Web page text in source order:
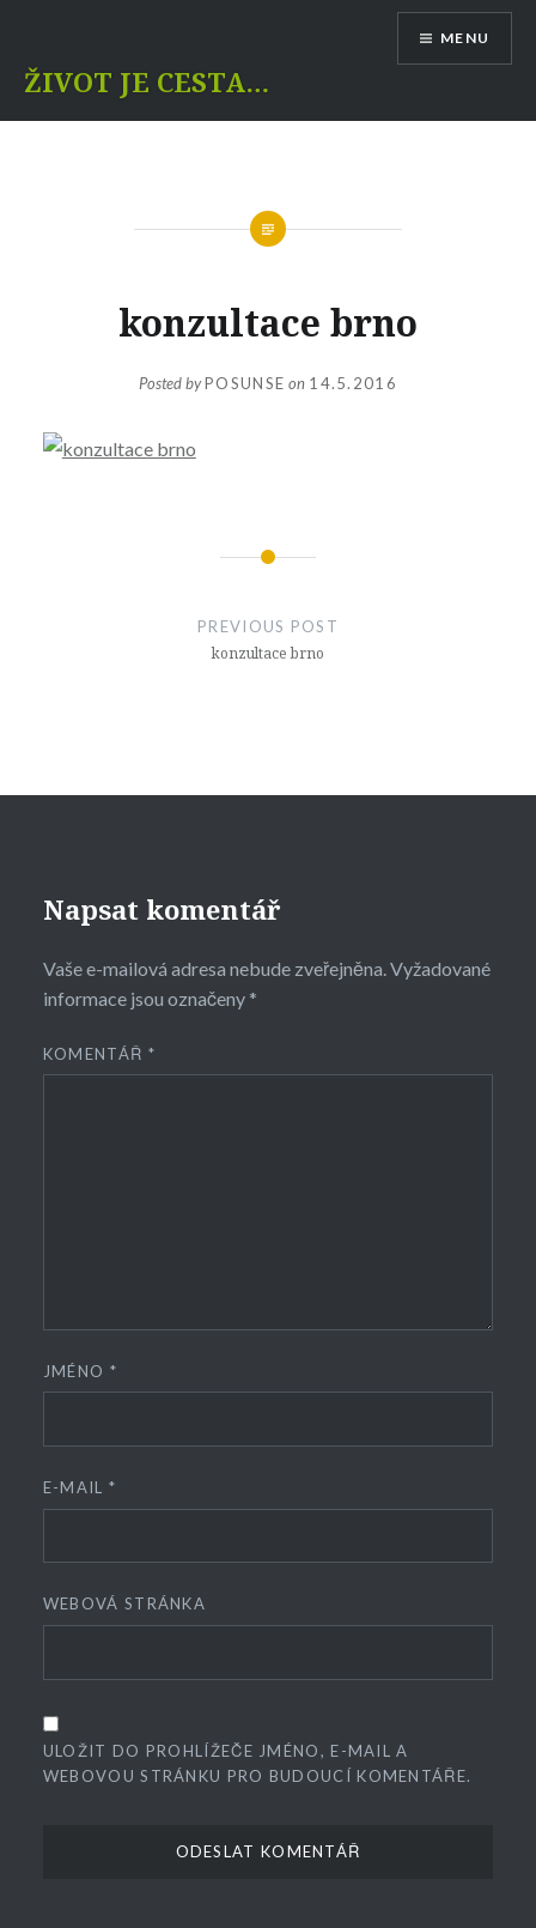
content
ŽIVOT JE CESTA…
MENU
konzultace brno
Posted byPOSUNSE on 14.5.2016
PREVIOUS POST
konzultace brno
Napsat komentář
Vaše e-mailová adresa nebude zveřejněna. Vyžadované
informace jsou označeny *
KOMENTÁŘ *
JMÉNO *
E-MAIL *
WEBOVÁ STRÁNKA
ULOŽIT DO PROHLÍŽEČE JMÉNO, E-MAIL A
WEBOVOU STRÁNKU PRO BUDOUCÍ KOMENTÁŘE.